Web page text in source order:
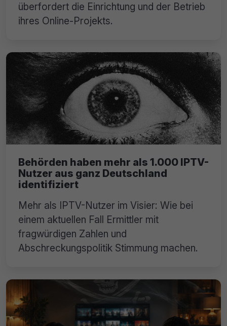
überfordert die Einrichtung und der Betrieb
ihres Online-Projekts.
Behörden haben mehr als 1.000 IPTV-
Nutzer aus ganz Deutschland
identifiziert
Mehr als IPTV-Nutzer im Visier: Wie bei
einem aktuellen Fall Ermittler mit
fragwürdigen Zahlen und
Abschreckungspolitik Stimmung machen.